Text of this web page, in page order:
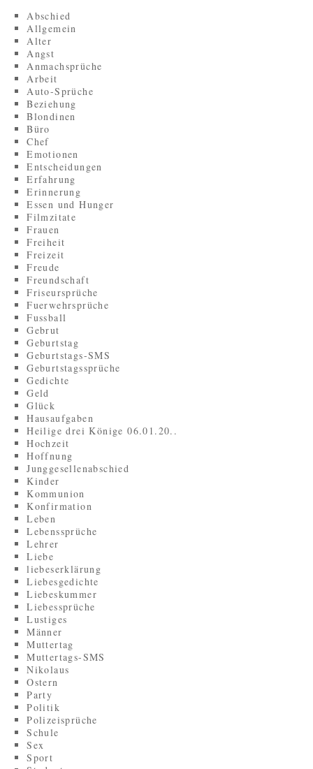
Abschied
Allgemein
Alter
Angst
Anmachsprüche
Arbeit
Auto-Sprüche
Beziehung
Blondinen
Büro
Chef
Emotionen
Entscheidungen
Erfahrung
Erinnerung
Essen und Hunger
Filmzitate
Frauen
Freiheit
Freizeit
Freude
Freundschaft
Friseursprüche
Fuerwehrsprüche
Fussball
Gebrut
Geburtstag
Geburtstags-SMS
Geburtstagssprüche
Gedichte
Geld
Glück
Hausaufgaben
Heilige drei Könige 06.01.20..
Hochzeit
Hoffnung
Junggesellenabschied
Kinder
Kommunion
Konfirmation
Leben
Lebenssprüche
Lehrer
Liebe
liebeserklärung
Liebesgedichte
Liebeskummer
Liebessprüche
Lustiges
Männer
Muttertag
Muttertags-SMS
Nikolaus
Ostern
Party
Politik
Polizeisprüche
Schule
Sex
Sport